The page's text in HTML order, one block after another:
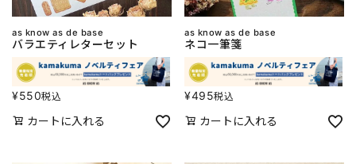
as know as de base
バラエティレターセット
¥550税込
カートに入れる
as know as de base
ネコ一筆箋
¥495税込
カートに入れる